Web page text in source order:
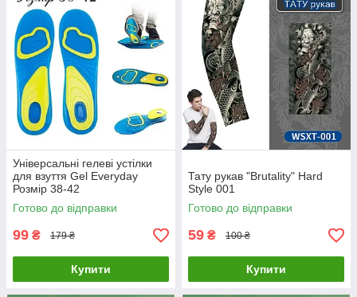
Універсальні гелеві устілки
для взуття Gel Everyday
Розмір 38-42
Готово до відправки
99 ₴ 179 ₴
Купити
Тату рукав "Brutality" Hard
Style 001
Готово до відправки
59 ₴ 100 ₴
Купити